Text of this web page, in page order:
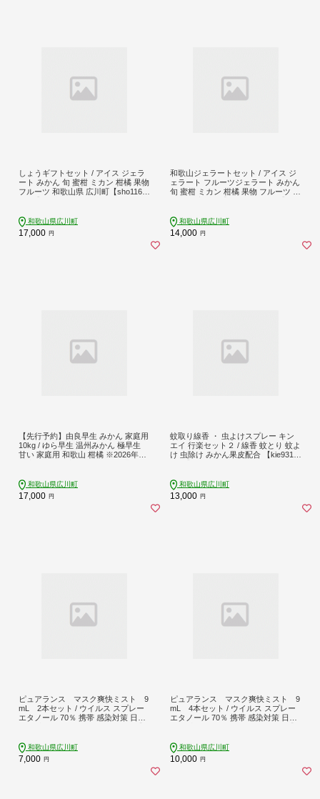
しょうギフトセット / アイス ジェラ
ート みかん 旬 蜜柑 ミカン 柑橘 果物
フルーツ 和歌山県 広川町【sho116-s
和歌山県広川町
17,000 円
和歌山ジェラートセット / アイス ジ
ェラート フルーツジェラート みかん
旬 蜜柑 ミカン 柑橘 果物 フルーツ 和
和歌山県広川町
14,000 円
【先行予約】由良早生 みかん 家庭用
10kg / ゆら早生 温州みかん 極早生
甘い 家庭用 和歌山 柑橘 ※2026年10
03-yura-10D】
和歌山県広川町
17,000 円
蚊取り線香 ・ 虫よけスプレー キン
エイ 行楽セット２ / 線香 蚊とり 蚊よ
け 虫除け みかん果皮配合 【kie931-k
和歌山県広川町
13,000 円
ピュアランス マスク爽快ミスト 9
mL 2本セット / ウイルス スプレー
エタノール 70％ 携帯 感染対策 日用
和歌山県広川町
7,000 円
ピュアランス マスク爽快ミスト 9
mL 4本セット / ウイルス スプレー
エタノール 70％ 携帯 感染対策 日用
和歌山県広川町
10,000 円